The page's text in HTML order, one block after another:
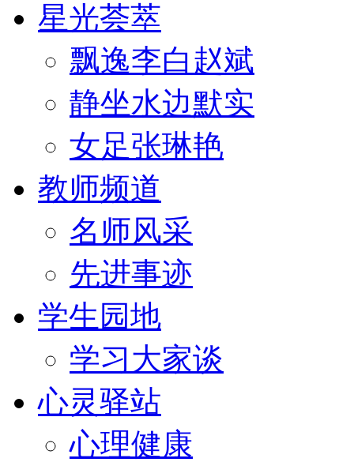
星光荟萃
飘逸李白赵斌
静坐水边默实
女足张琳艳
教师频道
名师风采
先进事迹
学生园地
学习大家谈
心灵驿站
心理健康